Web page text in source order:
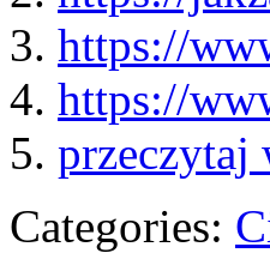
3. https://
4. https://
5. przeczytaj
Categories: